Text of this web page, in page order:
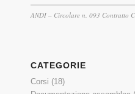
ANDI – Circolare n. 093 Contratto
CATEGORIE
Corsi (18)